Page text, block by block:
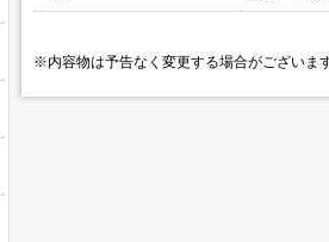
※内容物は予告なく変更する場合がございま